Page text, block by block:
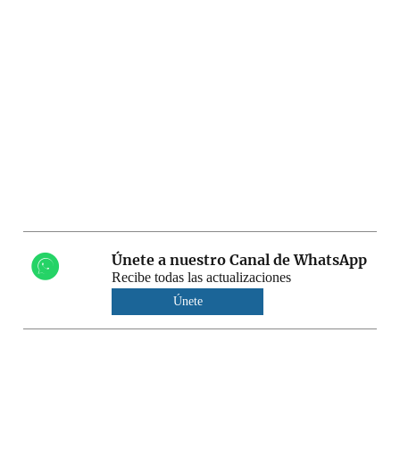
Únete a nuestro Canal de WhatsApp
Recibe todas las actualizaciones
Únete